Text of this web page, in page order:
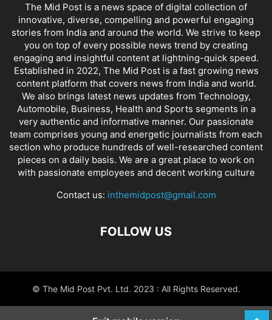
The Mid Post is a news space of digital collection of
innovative, diverse, compelling and powerful engaging
stories from India and around the world. We strive to keep
you on top of every possible news trend by creating
engaging and insightful content at lightning-quick speed.
Established in 2022, The Mid Post is a fast growing news
content platform that covers news from India and world.
We also brings latest news updates from Technology,
Automobile, Business, Health and Sports segments in a
very authentic and informative manner. Our passionate
team comprises young and energetic journalists from each
section who produce hundreds of well-researched content
pieces on a daily basis. We are a great place to work on
with passionate employees and decent working culture
Contact us: inthemidpost@gmail.com
FOLLOW US
© The Mid Post Pvt. Ltd. 2023 : All Rights Reserved.